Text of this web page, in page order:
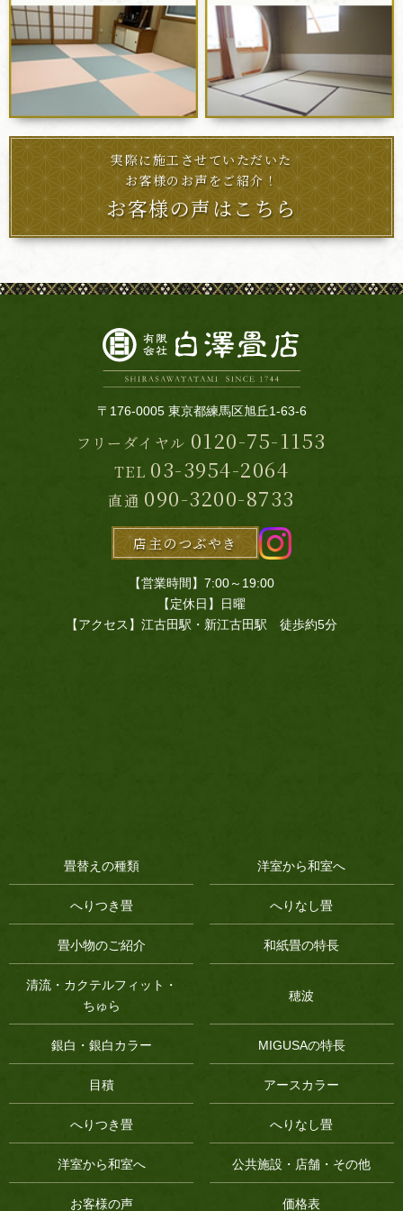
実際に施工させていただいた
お客様のお声をご紹介！
お客様の声はこちら
〒176-0005 東京都練馬区旭丘1-63-6
フリーダイヤル 0120-75-1153
TEL 03-3954-2064
直通 090-3200-8733
店主のつぶやき
【営業時間】7:00～19:00
【定休日】日曜
【アクセス】江古田駅・新江古田駅 徒歩約5分
畳替えの種類 洋室から和室へ
へりつき畳 へりなし畳
畳小物のご紹介 和紙畳の特長
清流・カクテルフィット・
ちゅら
穂波
銀白・銀白カラー MIGUSAの特長
目積 アースカラー
へりつき畳 へりなし畳
洋室から和室へ 公共施設・店舗・その他
お客様の声 価格表